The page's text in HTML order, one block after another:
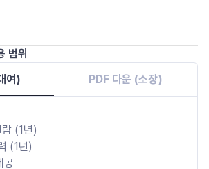
범위
여)
PDF 다운 (소장)
(1년)
(1년)
공